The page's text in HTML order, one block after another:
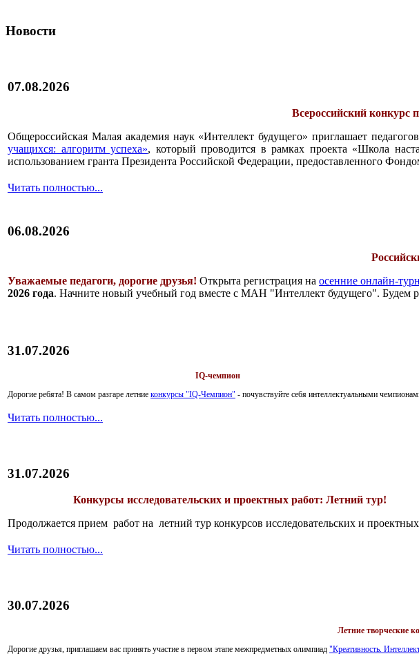
Новости
07.08.2026
Всероссийский конкурс
Общероссийская Малая академия наук «Интеллект будущего» приглашает
учащихся: алгоритм успеха», который проводится в рамках проекта «Школа
использованием гранта Президента Российской Федерации, предоставленного
Читать полностью...
06.08.2026
Уважаемые педагоги, дорогие друзья! Открыта регистрация на осенние онлайн-
2026 года. Начните новый учебный год вместе с МАН "Интеллект будущего". Будем
31.07.2026
IQ-чемпион
Дорогие ребята! В самом разгаре летние конкурсы "IQ-Чемпион" - почувствуйте себя интеллектуальными
Читать полностью...
31.07.2026
Конкурсы исследовательских и проектных работ: Летний тур!
Продолжается прием работ на летний тур конкурсов исследовательских и
Читать полностью...
30.07.2026
Летние творческие
Дорогие друзья, приглашаем вас принять участие в первом этапе межпредметных олимпиад "Креативность.